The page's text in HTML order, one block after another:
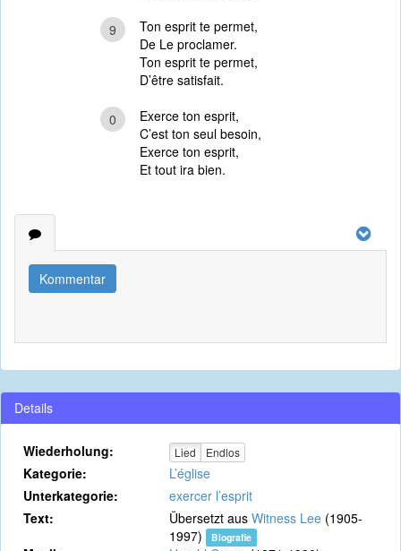
9
Ton esprit te permet,
De Le proclamer.
Ton esprit te permet,
D’être satisfait.
0
Exerce ton esprit,
C’est ton seul besoin,
Exerce ton esprit,
Et tout ira bien.
Kommentar
Details
Wiederholung: Lied Endlos
Kategorie:
L’église
Unterkategorie:
exercer l’esprit
Text:
Übersetzt aus Witness Lee (1905-
1997)
Biografie